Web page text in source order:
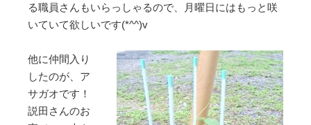
る職員さんもいらっしゃるので、月曜日にはもっと咲
いていて欲しいです(*^^)v
他に仲間入り
したのが、ア
サガオです！
説田さんのお